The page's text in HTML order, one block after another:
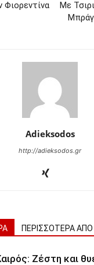
Φιορεντίνα
Με
Adieksodos
http://adieksodos.gr
ΠΕΡΙΣΣΟΤΕΡΑ
Ζέστη και